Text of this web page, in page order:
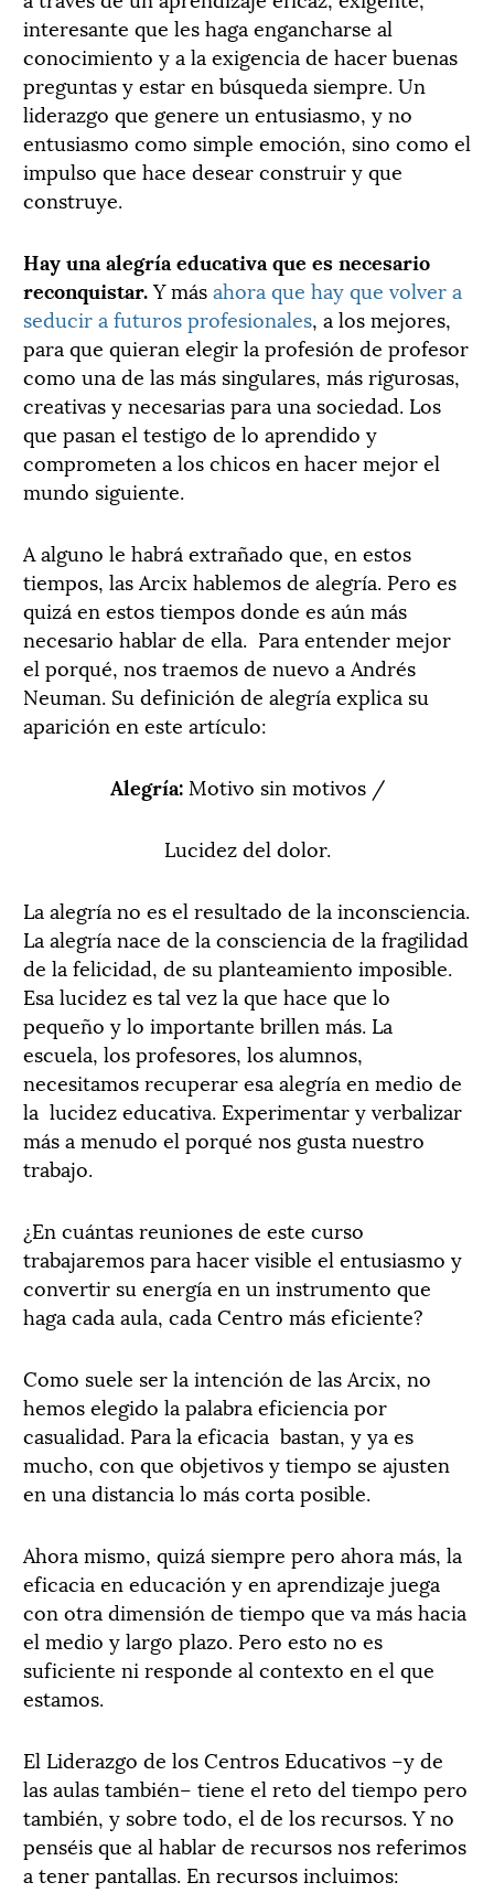
interesante que les haga engancharse al
conocimiento y a la exigencia de hacer buenas
preguntas y estar en búsqueda siempre. Un
liderazgo que genere un entusiasmo, y no
entusiasmo como simple emoción, sino como el
impulso que hace desear construir y que
construye.
Hay una alegría educativa que es necesario
reconquistar.Y másahora que hay que volver a
seducir a futuros profesionales, a los mejores,
para que quieran elegir la profesión de profesor
como una de las más singulares, más rigurosas,
creativas y necesarias para una sociedad. Los
que pasan el testigo de lo aprendido y
comprometen a los chicos en hacer mejor el
mundo siguiente.
A alguno le habrá extrañado que, en estos
tiempos, las Arcix hablemos de alegría. Pero es
quizá en estos tiempos donde es aún más
necesario hablar de ella. Para entender mejor
el porqué, nos traemos de nuevo a Andrés
Neuman. Su definición de alegría explica su
aparición en este artículo:
Alegría: Motivo sin motivos /
Lucidez del dolor.
La alegría no es el resultado de la inconsciencia.
La alegría nace de la consciencia de la fragilidad
de la felicidad, de su planteamiento imposible.
Esa lucidez es tal vez la que hace que lo
pequeño y lo importante brillen más. La
escuela, los profesores, los alumnos,
necesitamos recuperar esa alegría en medio de
la lucidez educativa. Experimentar y verbalizar
más a menudo el porqué nos gusta nuestro
trabajo.
¿En cuántas reuniones de este curso
trabajaremos para hacer visible el entusiasmo y
convertir su energía en un instrumento que
haga cada aula, cada Centro más eficiente?
Como suele ser la intención de las Arcix, no
hemos elegido la palabra eficiencia por
casualidad. Para la eficacia bastan, y ya es
mucho, con que objetivos y tiempo se ajusten
en una distancia lo más corta posible.
Ahora mismo, quizá siempre pero ahora más, la
eficacia en educación y en aprendizaje juega
con otra dimensión de tiempo que va más hacia
el medio y largo plazo. Pero esto no es
suficiente ni responde al contexto en el que
estamos.
El Liderazgo de los Centros Educativos –y de
las aulas también– tiene el reto del tiempo pero
también, y sobre todo, el de los recursos. Y no
penséis que al hablar de recursos nos referimos
a tener pantallas. En recursos incluimos: